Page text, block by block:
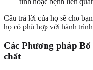
tính hoặc bệnh liên
Câu trả lời của họ sẽ cho
họ có phù hợp với hành
Các Phương pháp
chất